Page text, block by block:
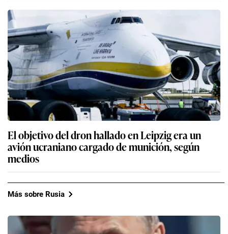
El objetivo del dron hallado en Leipzig era un
avión ucraniano cargado de munición, según
medios
Más sobre Rusia